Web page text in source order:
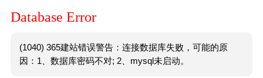
Database Error
(1040) 365建站错误警告：连接数据库失败，可能的原
因：1、数据库密码不对; 2、mysql未启动。